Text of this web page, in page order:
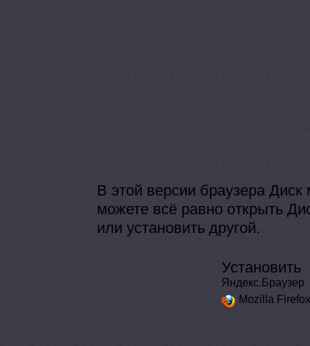
В этой версии браузера
можете всё равно открыть
или установить другой.
Установить
Яндекс.Браузер
Mozilla Firefox